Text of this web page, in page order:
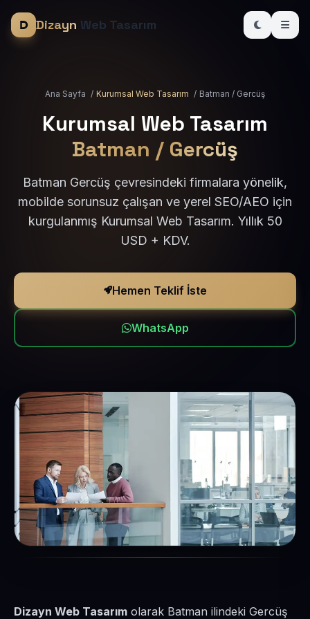
Dizayn Web Tasarım
Ana Sayfa / Kurumsal Web Tasarım / Batman / Gercüş
Kurumsal Web Tasarım
Batman / Gercüş
Batman Gercüş çevresindeki firmalara yönelik,
mobilde sorunsuz çalışan ve yerel SEO/AEO için
kurgulanmış Kurumsal Web Tasarım. Yıllık 50
USD + KDV.
Hemen Teklif İste
WhatsApp
Dizayn Web Tasarım olarak Batman ilindeki Gercüş